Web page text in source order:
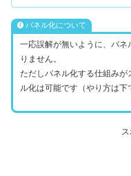
パネル化について
一応誤解が無いように、パ
りません。
ただしパネル化する仕組み
ル化は可能です（やり方は下